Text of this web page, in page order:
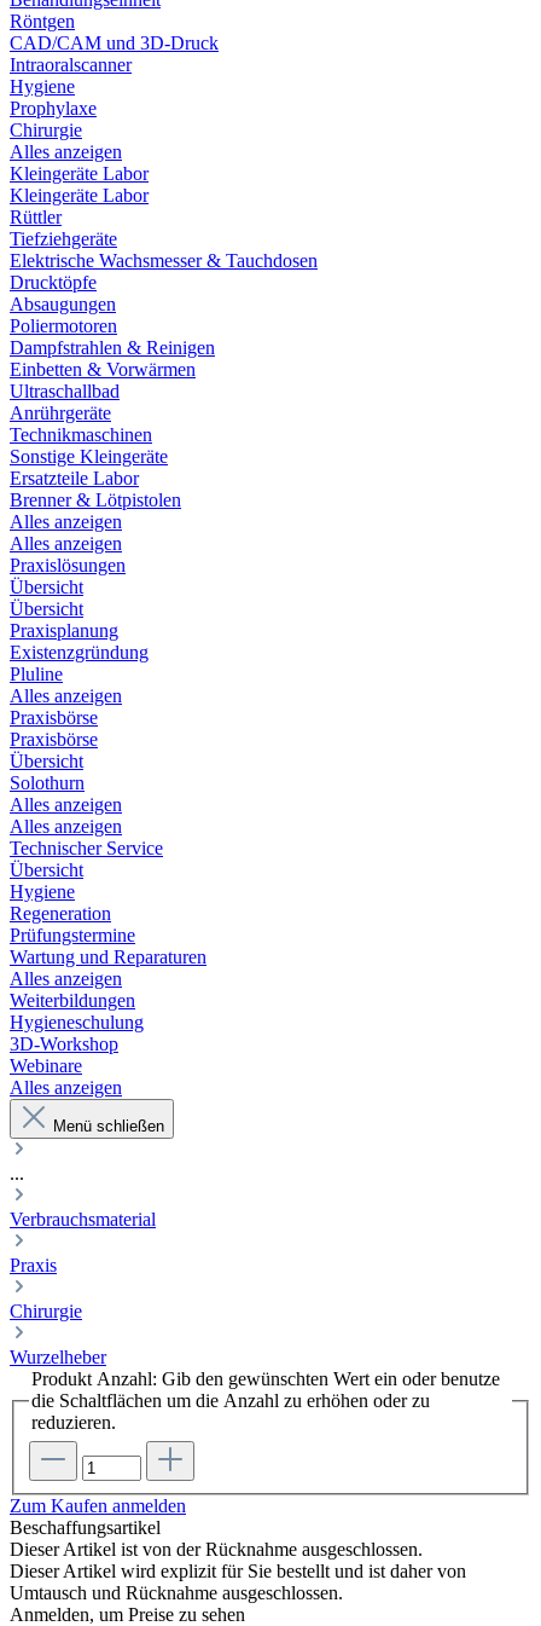
Röntgen
CAD/CAM und 3D-Druck
Intraoralscanner
Hygiene
Prophylaxe
Chirurgie
Alles anzeigen
Kleingeräte Labor
Kleingeräte Labor
Rüttler
Tiefziehgeräte
Elektrische Wachsmesser & Tauchdosen
Drucktöpfe
Absaugungen
Poliermotoren
Dampfstrahlen & Reinigen
Einbetten & Vorwärmen
Ultraschallbad
Anrührgeräte
Technikmaschinen
Sonstige Kleingeräte
Ersatzteile Labor
Brenner & Lötpistolen
Alles anzeigen
Alles anzeigen
Praxislösungen
Übersicht
Übersicht
Praxisplanung
Existenzgründung
Pluline
Alles anzeigen
Praxisbörse
Praxisbörse
Übersicht
Solothurn
Alles anzeigen
Alles anzeigen
Technischer Service
Übersicht
Hygiene
Regeneration
Prüfungstermine
Wartung und Reparaturen
Alles anzeigen
Weiterbildungen
Hygieneschulung
3D-Workshop
Webinare
Alles anzeigen
Menü schließen
...
Verbrauchsmaterial
Praxis
Chirurgie
Wurzelheber
Produkt Anzahl: Gib den gewünschten Wert ein oder benutze
die Schaltflächen um die Anzahl zu erhöhen oder zu
reduzieren.
Zum Kaufen anmelden
Beschaffungsartikel
Dieser Artikel ist von der Rücknahme ausgeschlossen.
Dieser Artikel wird explizit für Sie bestellt und ist daher von
Umtausch und Rücknahme ausgeschlossen.
Anmelden, um Preise zu sehen